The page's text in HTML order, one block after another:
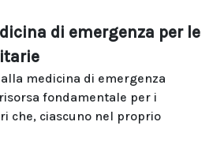
di emergenza per le
medicina di emergenza
fondamentale per i
che, ciascuno nel proprio